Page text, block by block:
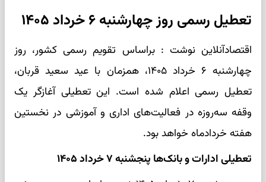
تعطیل رسمی روز چهارشنبه ۶ خرداد ۱۴۰۵
اقتصادآنلاین نوشت : براساس تقویم رسمی کشور، روز
چهارشنبه ۶ خرداد ۱۴۰۵، همزمان با عید سعید قربان،
تعطیل رسمی اعلام شده است. این تعطیلی آغازگر یک
وقفه سه‌روزه در فعالیت‌های اداری و آموزشی در نخستین
هفته خردادماه خواهد بود.
تعطیلی ادارات و بانک‌ها پنجشنبه ۷ خرداد ۱۴۰۵